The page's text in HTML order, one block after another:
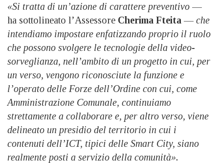
«Si tratta di un’azione di carattere preventivo —
ha sottolineato l’Assessore Cherima Fteita — che
intendiamo impostare enfatizzando proprio il ruolo
che possono svolgere le tecnologie della video-
sorveglianza, nell’ambito di un progetto in cui, per
un verso, vengono riconosciute la funzione e
l’operato delle Forze dell’Ordine con cui, come
Amministrazione Comunale, continuiamo
strettamente a collaborare e, per altro verso, viene
delineato un presidio del territorio in cui i
contenuti dell’ICT, tipici delle Smart City, siano
realmente posti a servizio della comunità».